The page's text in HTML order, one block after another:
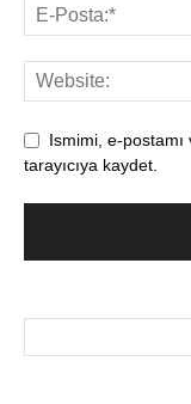
Ismimi, e-
tarayıcıya kaydet.